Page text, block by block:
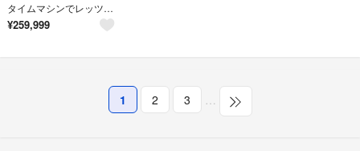
タイムマシンでレッツゴー 村上隆 カイカイキキ ドラえもん
¥259,999
1 2 3 …